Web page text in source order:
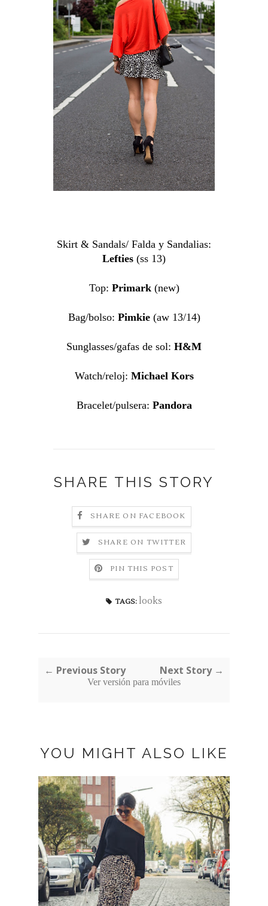
Skirt & Sandals/ Falda y Sandalias:
Lefties (ss 13)
Top: Primark(new)
Bag/bolso: Pimkie(aw 13/14)
Sunglasses/gafas de sol: H&M
Watch/reloj: Michael Kors
Bracelet/pulsera: Pandora
SHARE THIS STORY
SHARE ON FACEBOOK
SHARE ON TWITTER
PIN THIS POST
TAGS: looks
← Previous Story Next Story →
Ver versión para móviles
YOU MIGHT ALSO LIKE